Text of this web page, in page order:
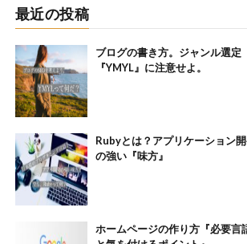
最近の投稿
ブログの書き方。ジャンル選定
『YMYL』に注意せよ。
Rubyとは？アプリケーション
の強い『味方』
ホームページの作り方『必要言